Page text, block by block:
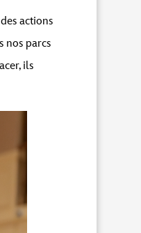
actions
nos parcs
ils